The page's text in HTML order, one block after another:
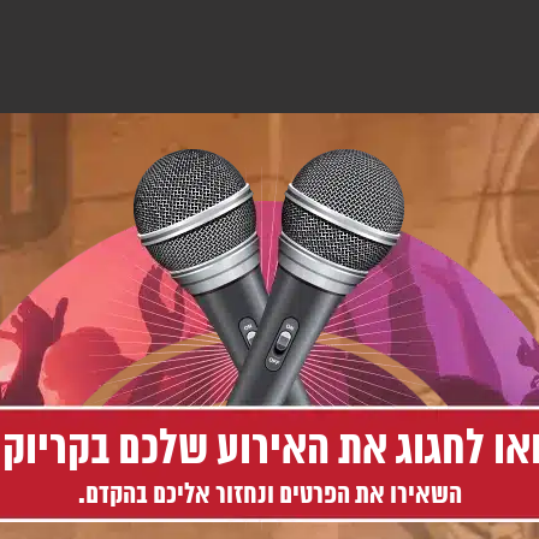
לחגוג את האירוע שלכם
השאירו את הפרטים ונחזור אליכם בהקדם.